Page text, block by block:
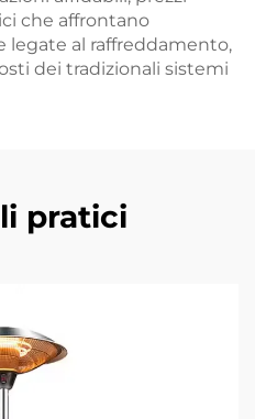
che affrontano
legate al raffreddamento,
dei tradizionali sistemi
pratici